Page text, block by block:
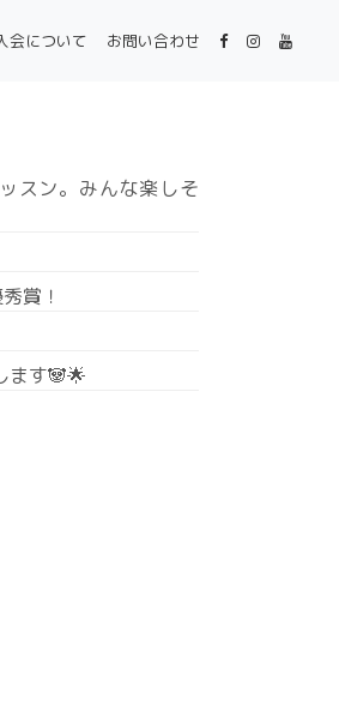
会について お問い合わせ
スン。みんな楽しそ
賞！
ます🐼🌟